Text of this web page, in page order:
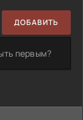
ДОБАВИТЬ
первым?